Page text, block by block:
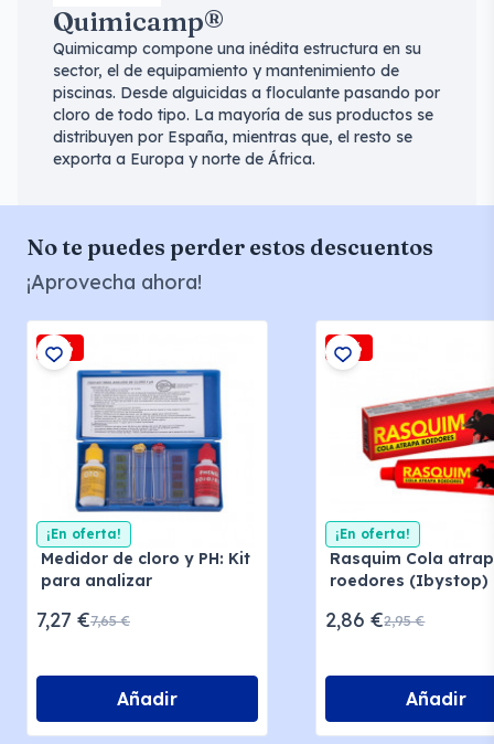
Quimicamp®
Quimicamp compone una inédita estructura en su
sector, el de equipamiento y mantenimiento de
piscinas. Desde alguicidas a floculante pasando por
cloro de todo tipo. La mayoría de sus productos se
distribuyen por España, mientras que, el resto se
exporta a Europa y norte de África.
No te puedes perder estos descuentos
¡Aprovecha ahora!
-5%
¡En oferta!
Medidor de cloro y PH: Kit
para analizar
7,27 €7,65 €
Añadir
-3%
¡En oferta!
Rasquim Cola
roedores (Ibystop)
2,86 €2,95 €
Añadir